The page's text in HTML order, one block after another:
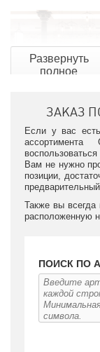
Развернуть
полное
своему делу
В изготовлении
использования
современными
отличительные
посыл и любовь
Так, например,
и его
четкостью
утонченностью.
Moody, в
геометрические
выглядят такие
ЗАКАЗ
Если у вас
Вам не нужно
позиции,
Также вы всегда
расположенную
ПОИСК ПО